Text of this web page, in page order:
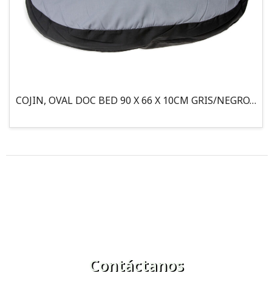
COJIN, OVAL DOC BED 90 X 66 X 10CM GRIS/NEGRO, 95°
Contáctanos